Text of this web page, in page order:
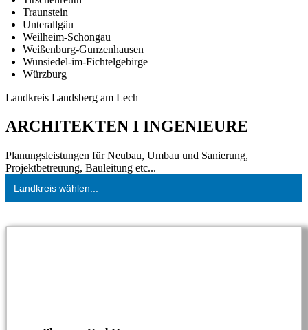
Traunstein
Unterallgäu
Weilheim-Schongau
Weißenburg-Gunzenhausen
Wunsiedel-im-Fichtelgebirge
Würzburg
Landkreis Landsberg am Lech
ARCHITEKTEN I INGENIEURE
Planungsleistungen für Neubau, Umbau und Sanierung,
Projektbetreuung, Bauleitung etc...
Landkreis wählen...